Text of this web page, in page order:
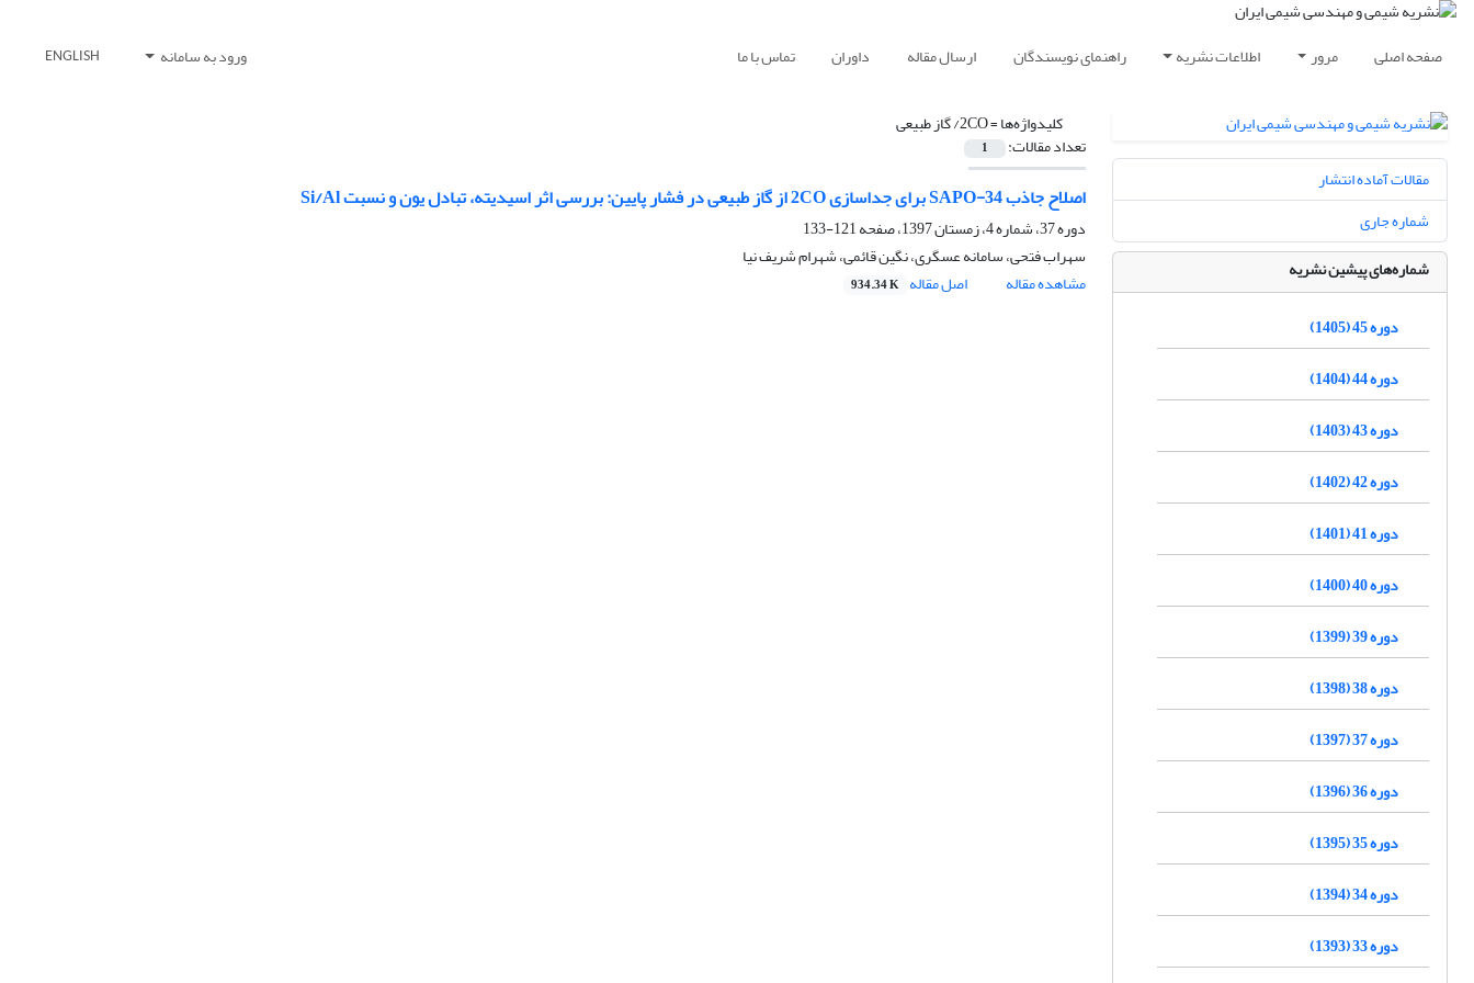
صفحه اصلی مرور اطلاعات نشریه راهنمای نویسندگان ارسال مقاله داوران تماس با ما ورود به سامانه ENGLISH
کلیدواژه‌ها =2CO/ گاز طبیعی
تعداد مقالات: 1
اصلاح جاذب SAPO-34 برای جداسازی 2CO از گاز طبیعی در فشار پایین: بررسی اثر اسیدیته، تبادل یون و نسبت Si/Al
دوره 37، شماره 4، زمستان 1397، صفحه
121-133
سهراب فتحی، سامانه عسگری، نگین قائمی، شهرام شریف نیا
مشاهده مقاله
اصل مقاله 934.34 K
مقالات آماده انتشار
شماره جاری
شماره‌های پیشین نشریه
دوره 45 (1405)
دوره 44 (1404)
دوره 43 (1403)
دوره 42 (1402)
دوره 41 (1401)
دوره 40 (1400)
دوره 39 (1399)
دوره 38 (1398)
دوره 37 (1397)
دوره 36 (1396)
دوره 35 (1395)
دوره 34 (1394)
دوره 33 (1393)